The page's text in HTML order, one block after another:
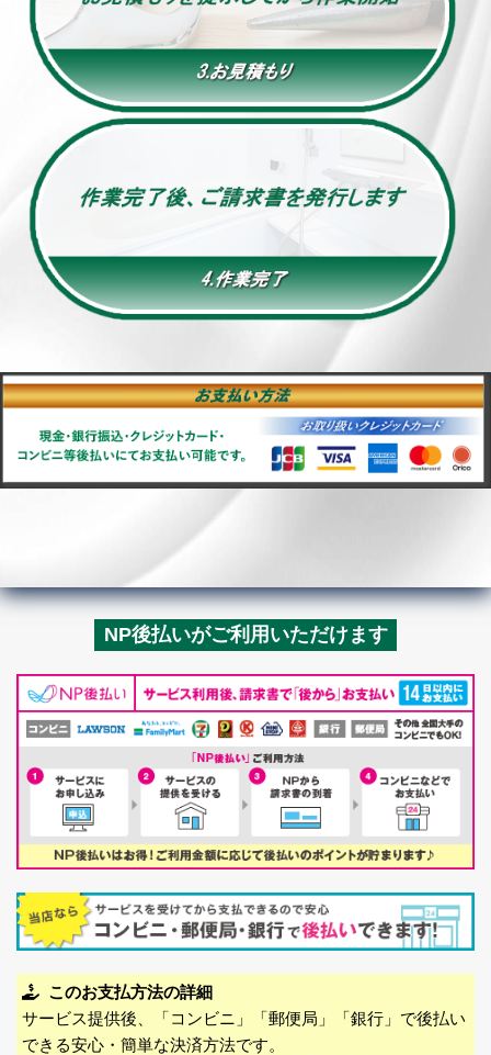
NP後払いがご利用いただけます
このお支払方法の詳細
サービス提供後、「コンビニ」「郵便局」「銀行」で後払い
できる安心・簡単な決済方法です。